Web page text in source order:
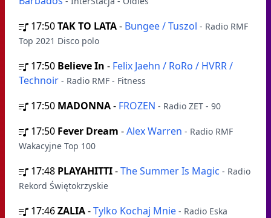
17:50TAK TO LATA- Bungee / Tuszol - Radio RMF
Top 2021 Disco polo
17:50 Believe In - Felix Jaehn / RoRo / HVRR /
Technoir - Radio RMF - Fitness
17:50 MADONNA- FROZEN - Radio ZET - 90
17:50 Fever Dream -Alex Warren - Radio RMF
Wakacyjne Top 100
17:48 PLAYAHITTI-The Summer Is Magic - Radio
Rekord Świętokrzyskie
17:46ZALIA-Tylko Kochaj Mnie - Radio Eska